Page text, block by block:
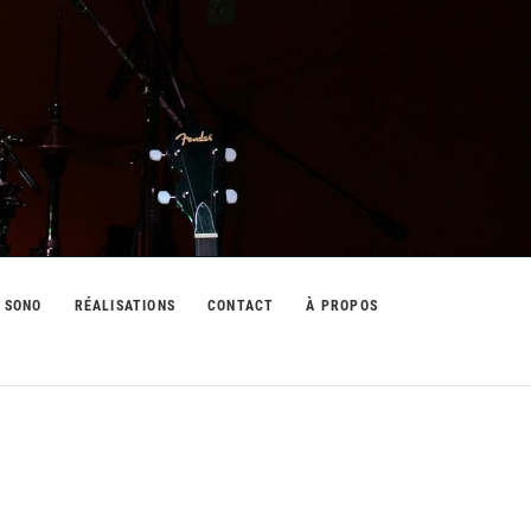
RÉALISATIONS CONTACT À PROPOS